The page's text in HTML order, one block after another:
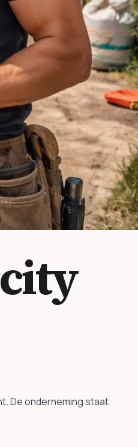
De onderneming staat